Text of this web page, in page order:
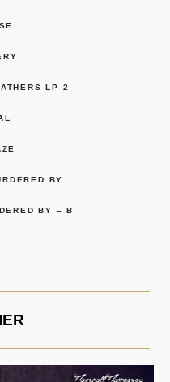
LP 2
BY
BY – B